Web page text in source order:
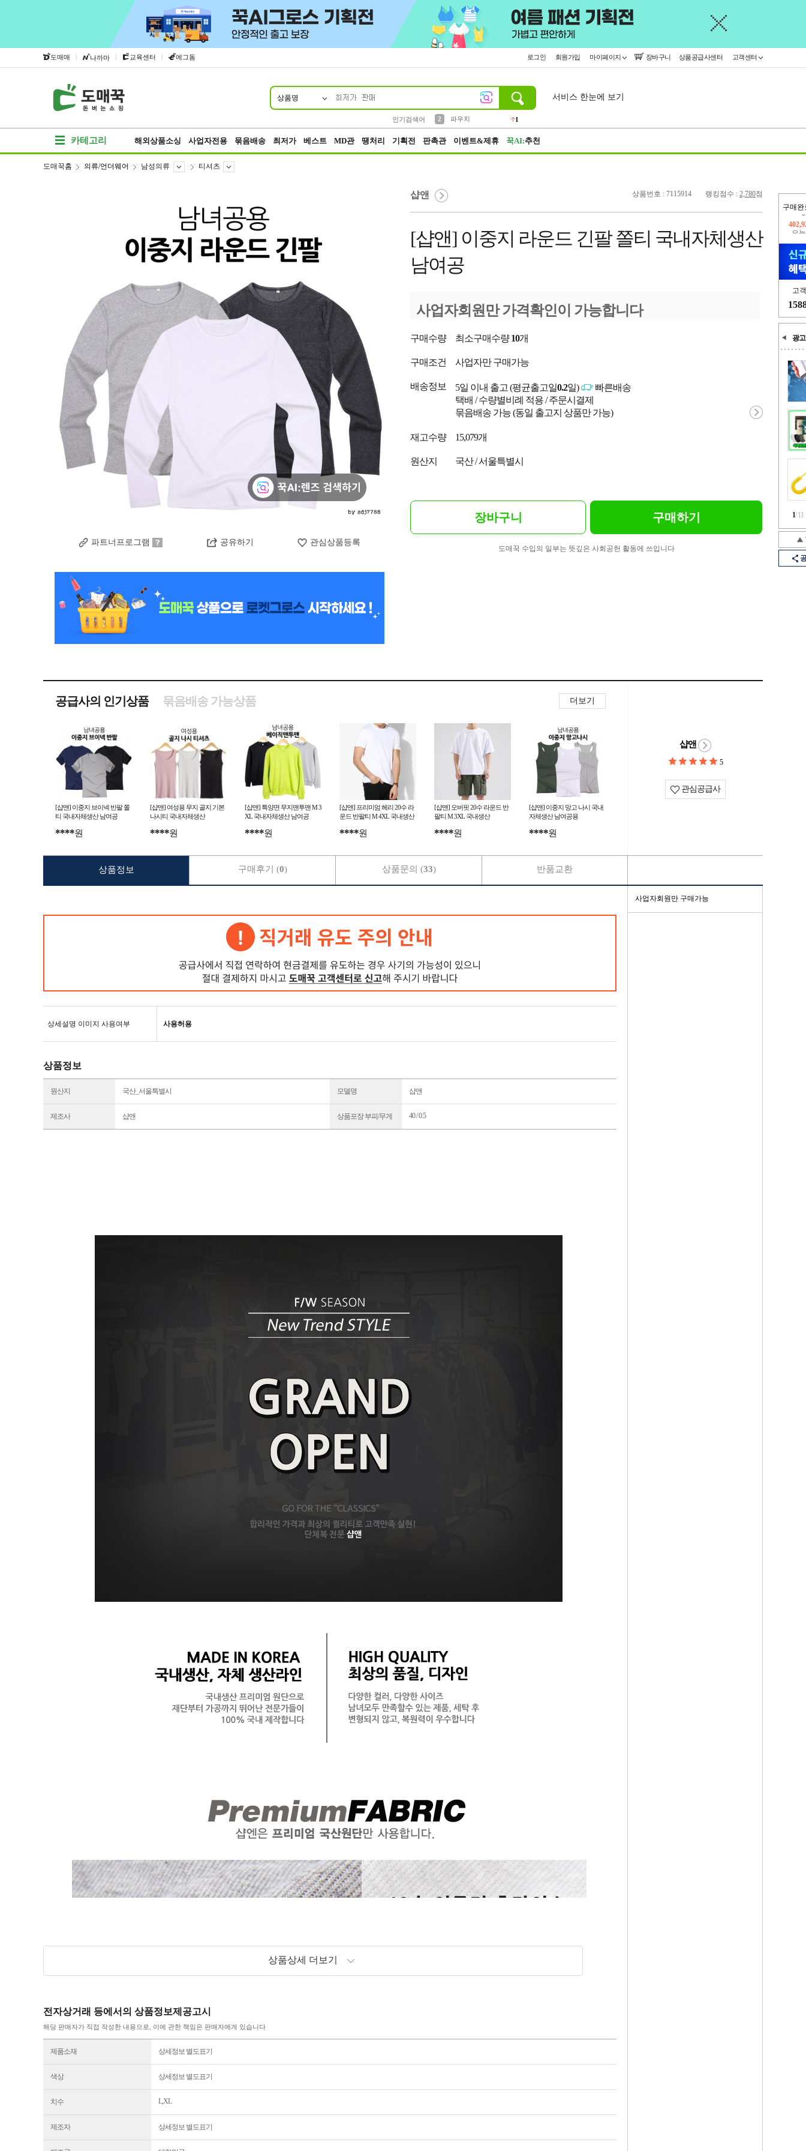
도매매 | 나까마 | 교육센터 | 에그돔 로그인 회원가입 마이페이지 장바구니 상품공급사센터 고객센터
상품명
인기검색어
2
파우치
1
서비스 한눈에 보기
카테고리 해외상품소싱 사업자전용 묶음배송 최저가 베스트 MD관 땡처리 기획전 판촉관 이벤트&제휴 꾹AI:추천
구매완
고
광고
1/11
도매꾹홈 의류/언더웨어 남성의류 티셔츠
파트너프로그램 공유하기 관심상품등록
상품번호 : 7115914 랭킹점수 : 2,780점
샵앤
[샵앤] 이중지 라운드 긴팔 쫄티 국내자체생산
남여공
사업자회원만 가격확인이 가능합니다
구매수량 최소구매수량10개
구매조건 사업자만 구매가능
배송정보 5일 이내 출고 (평균출고일0.2일)
빠른배송
택배 / 수량별비례 적용 / 주문시결제
묶음배송 가능 (동일 출고지 상품만 가능)
재고수량 15,079개
원산지 국산 / 서울특별시
장바구니 구매하기
도매꾹 수입의 일부는 뜻깊은 사회공헌 활동에 쓰입니다
공급사의 인기상품 더보기
묶음배송 가능상품
[샵앤] 이중지 브이넥 반팔 쫄
티 국내자체생산 남여공
****원
[샵앤] 여성용 무지 골지 기본
나시티 국내자체생산
****원
[샵앤] 특양면 무지맨투맨 M 3
XL 국내자체생산 남여공
****원
[샵앤] 프리미엄 헤리 20수 라
운드 반팔티 M 4XL 국내생산
****원
[샵앤] 오버핏 20수 라운드 반
팔티 M 3XL 국내생산
****원
[샵앤] 이중지 망고 나시 국내
자체생산 남여공용
****원
샵앤
5
관심공급사
상세설명 이미지 사용여부 사용허용
상품정보
원산지 국산_서울특별시 모델명 샵앤
제조사 샵앤 상품포장 부피/무게 40 / 0.5
상품상세 더보기
전자상거래 등에서의 상품정보제공고시
해당 판매자가 직접 작성한 내용으로, 이에 관한 책임은 판매자에게 있습니다
제품소재 상세정보 별도표기
색상 상세정보 별도표기
치수 L,XL
제조자 상세정보 별도표기
상품정보 구매후기 (0) 상품문의 (33) 반품교환
사업자회원만 구매가능